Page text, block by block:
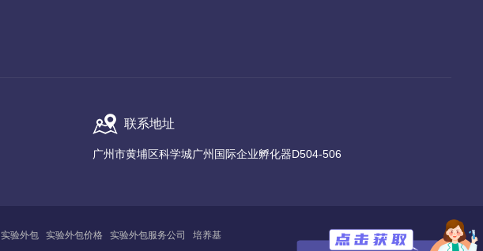
联系地址
广州市黄埔区科学城广州国际企业孵化器D504-506
实验外包 实验外包价格 实验外包服务公司 培养基